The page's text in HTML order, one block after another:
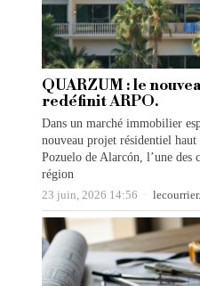
QUARZUM : le
redéfinit ARPO.
Dans un marché immobilier
nouveau projet résidentiel
Pozuelo de Alarcón, l’une des
région
23 juin, 2026 14:56